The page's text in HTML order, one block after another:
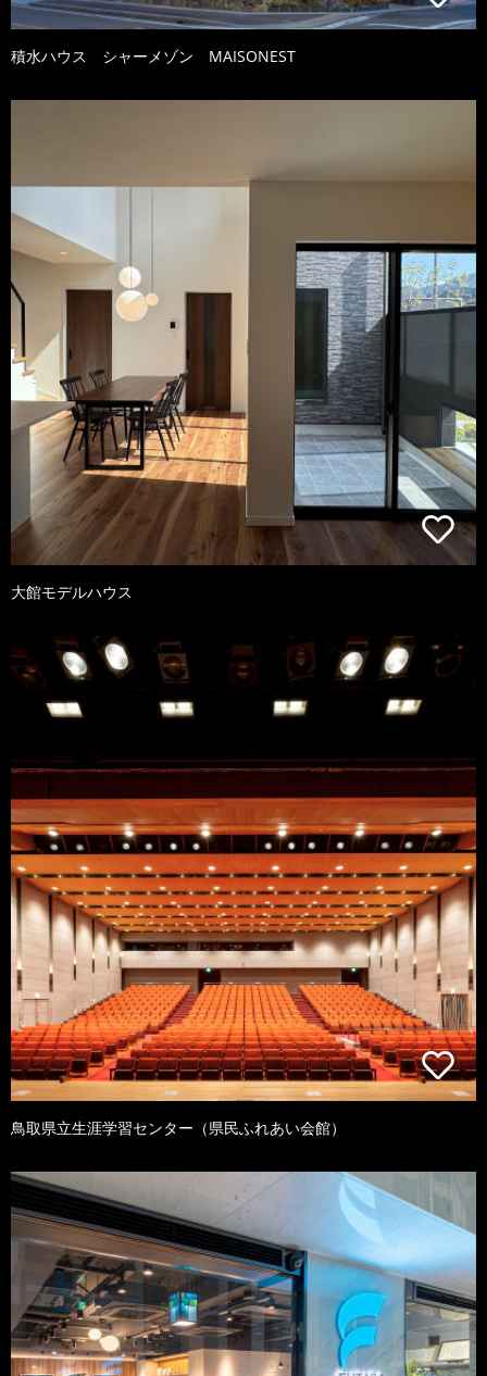
積水ハウス シャーメゾン MAISONEST
大館モデルハウス
鳥取県立生涯学習センター（県民ふれあい会館）